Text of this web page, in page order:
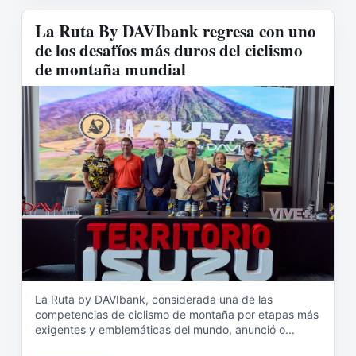
La Ruta By DAVIbank regresa con uno
de los desafíos más duros del ciclismo
de montaña mundial
La Ruta by DAVIbank, considerada una de las
competencias de ciclismo de montaña por etapas más
exigentes y emblemáticas del mundo, anunció o...